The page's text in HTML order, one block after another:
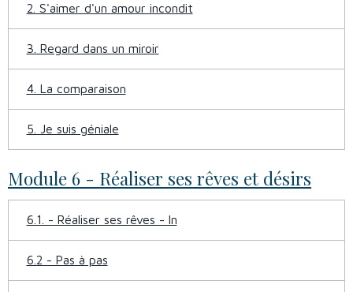
2. S'aimer d'un amour incondit
3. Regard dans un miroir
4. La comparaison
5. Je suis géniale
Module 6 - Réaliser ses rêves et désirs
6.1. - Réaliser ses rêves - In
6.2 - Pas à pas